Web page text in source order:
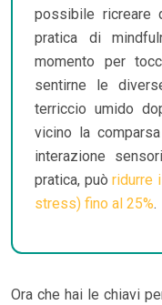
possibile ricreare
pratica di
momento per
sentirne le
terriccio umido
vicino la
interazione
pratica, può ridurre
stress) fino al 25%.
Ora che hai le chiavi